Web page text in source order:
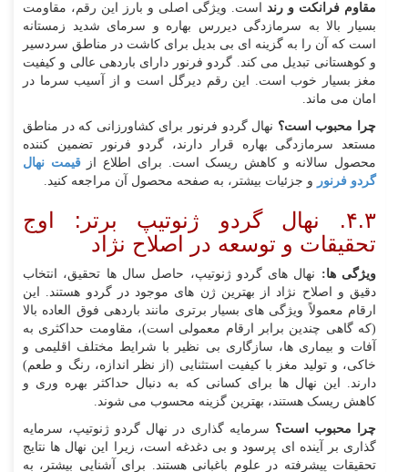
مقاوم فرانکت و رنداست. ویژگی اصلی و بارز این رقم، مقاومت
بسیار بالا به سرمازدگی دیررس بهاره و سرمای شدید زمستانه
است که آن را به گزینه‌ ای بی‌ بدیل برای کاشت در مناطق سردسیر
و کوهستانی تبدیل می‌ کند. گردو فرنور دارای باردهی عالی و کیفیت
مغز بسیار خوب است. این رقم دیرگل است و از آسیب سرما در
امان می‌ ماند.
چرا محبوب است؟ نهال گردو فرنور برای کشاورزانی که در مناطق
مستعد سرمازدگی بهاره قرار دارند، گردو فرنور تضمین‌ کننده
محصول سالانه و کاهش ریسک است. برای اطلاع ازقیمت نهال
گردو فرنور و جزئیات بیشتر، به صفحه محصول آن مراجعه کنید.
۴.۳. نهال گردو ژنوتیپ برتر: اوج
تحقیقات و توسعه در اصلاح نژاد
ویژگی‌ ها: نهال‌ های گردو ژنوتیپ، حاصل سال‌ ها تحقیق، انتخاب
دقیق و اصلاح نژاد از بهترین ژن‌ های موجود در گردو هستند. این
ارقام معمولاً ویژگی‌ های بسیار برتری مانند باردهی فوق‌ العاده بالا
(که گاهی چندین برابر ارقام معمولی است)، مقاومت حداکثری به
آفات و بیماری‌ ها، سازگاری بی‌ نظیر با شرایط مختلف اقلیمی و
خاکی، و تولید مغز با کیفیت استثنایی (از نظر اندازه، رنگ و طعم)
دارند. این نهال‌ ها برای کسانی که به دنبال حداکثر بهره‌ وری و
کاهش ریسک هستند، بهترین گزینه محسوب می‌ شوند.
چرا محبوب است؟ سرمایه‌ گذاری در نهال گردو ژنوتیپ، سرمایه‌
گذاری بر آینده‌ ای پرسود و بی‌ دغدغه است، زیرا این نهال‌ ها نتایج
تحقیقات پیشرفته در علوم باغبانی هستند. برای آشنایی بیشتر، به